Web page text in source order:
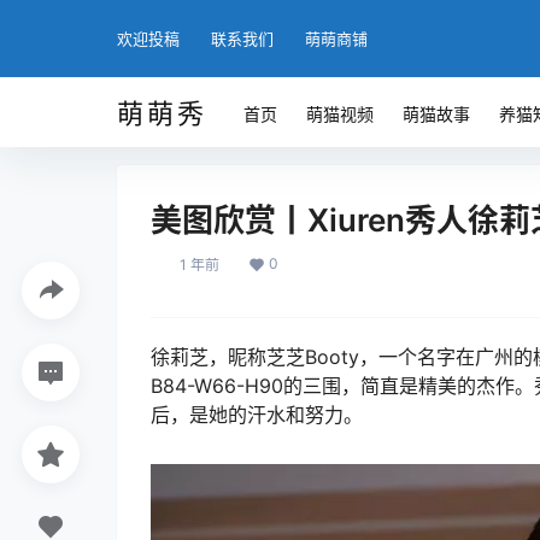
欢迎投稿 联系我们 萌萌商铺
萌萌秀 首页 萌猫视频 萌猫故事 养猫
美图欣赏丨Xiuren秀人徐
1 年前 0
徐莉芝，昵称芝芝Booty，一个名字在广州
B84-W66-H90的三围，简直是精美的杰作
后，是她的汗水和努力。